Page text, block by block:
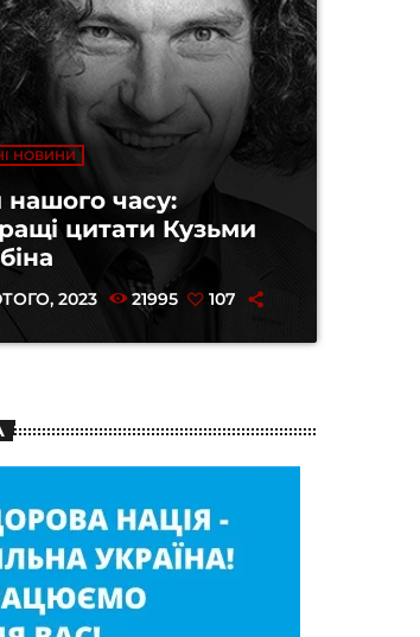
НОВИНИ
нашого часу:
цитати Кузьми
2023 21995 107